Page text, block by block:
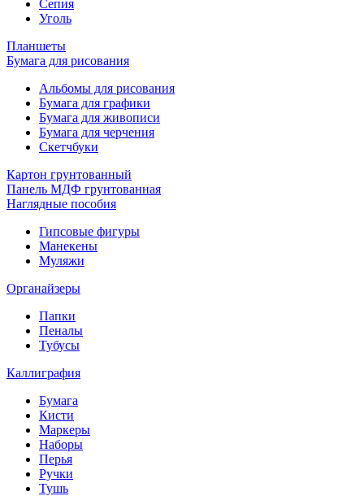
Сепия
Уголь
Планшеты
Бумага для рисования
Альбомы для рисования
Бумага для графики
Бумага для живописи
Бумага для черчения
Скетчбуки
Картон грунтованный
Панель МДФ грунтованная
Наглядные пособия
Гипсовые фигуры
Манекены
Муляжи
Органайзеры
Папки
Пеналы
Тубусы
Каллиграфия
Бумага
Кисти
Маркеры
Наборы
Перья
Ручки
Тушь